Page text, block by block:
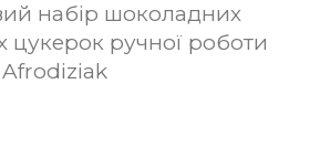
набір шоколадних
цукерок ручної роботи